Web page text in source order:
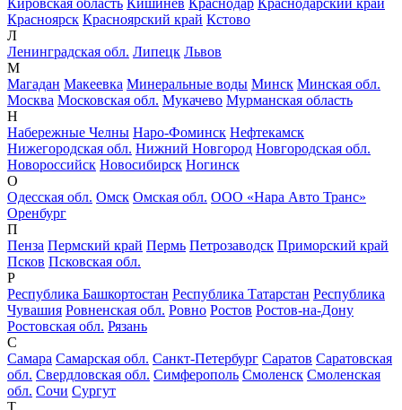
Красноярск Красноярский край Кстово
Л
Ленинградская обл. Липецк Львов
М
Магадан Макеевка Минеральные воды Минск Минская обл.
Москва Московская обл. Мукачево Мурманская область
Н
Набережные Челны Наро-Фоминск Нефтекамск
Нижегородская обл. Нижний Новгород Новгородская обл.
Новороссийск Новосибирск Ногинск
О
Одесская обл. Омск Омская обл. ООО «Нара Авто Транс»
Оренбург
П
Пенза Пермский край Пермь Петрозаводск Приморский край
Псков Псковская обл.
Р
Республика Башкортостан Республика Татарстан Республика
Чувашия Ровненская обл. Ровно Ростов Ростов-на-Дону
Ростовская обл. Рязань
С
Самара Самарская обл. Санкт-Петербург Саратов Саратовская
обл. Свердловская обл. Симферополь Смоленск Смоленская
обл. Сочи Сургут
Т